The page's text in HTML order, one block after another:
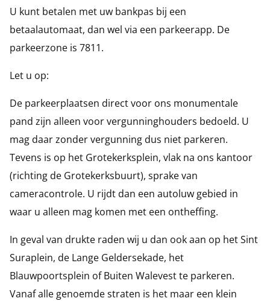
Veelgestelde vragen
U kunt betalen met uw bankpas bij een
betaalautomaat, dan wel via een parkeerapp. De
parkeerzone is 7811.
Let u op:
De parkeerplaatsen direct voor ons monumentale
pand zijn alleen voor vergunninghouders bedoeld. U
mag daar zonder vergunning dus niet parkeren.
Tevens is op het Grotekerksplein, vlak na ons kantoor
(richting de Grotekerksbuurt), sprake van
cameracontrole. U rijdt dan een autoluw gebied in
waar u alleen mag komen met een ontheffing.
In geval van drukte raden wij u dan ook aan op het Sint
Suraplein, de Lange Geldersekade, het
Blauwpoortsplein of Buiten Walevest te parkeren.
Vanaf alle genoemde straten is het maar een klein